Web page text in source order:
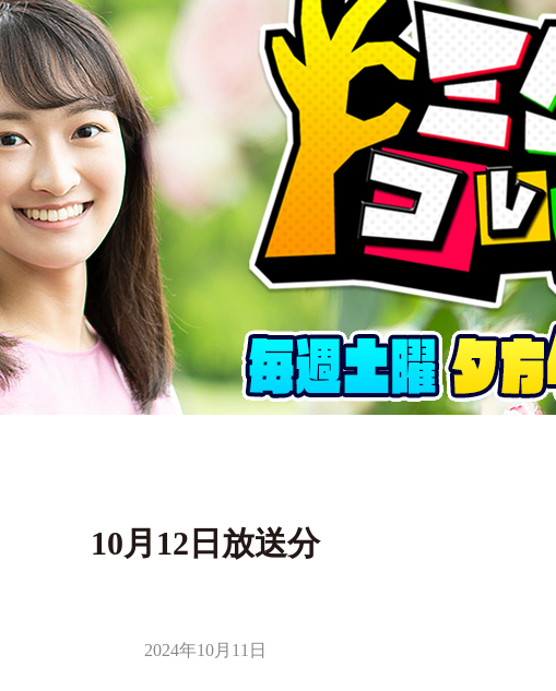
10月12日放送分
2024年10月11日